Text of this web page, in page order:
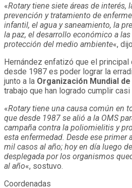
«Rotary tiene siete áreas de interés,
prevención y tratamiento de
infantil, el agua y saneamiento, la
la paz, el desarrollo económico a
protección del medio ambiente«,
Hernández enfatizó que el principal
desde 1987 es poder lograr la
junto a la Organización Mundial de
trabajo que han logrado cumplir
«Rotary tiene una causa común en
que desde 1987 se alió a la OMS
campaña contra la poliomielitis y
esta enfermedad. Desde ese primer
mil casos al año; hoy en día luego
desplegada por los organismos
al año«, sostuvo.
Coordenadas